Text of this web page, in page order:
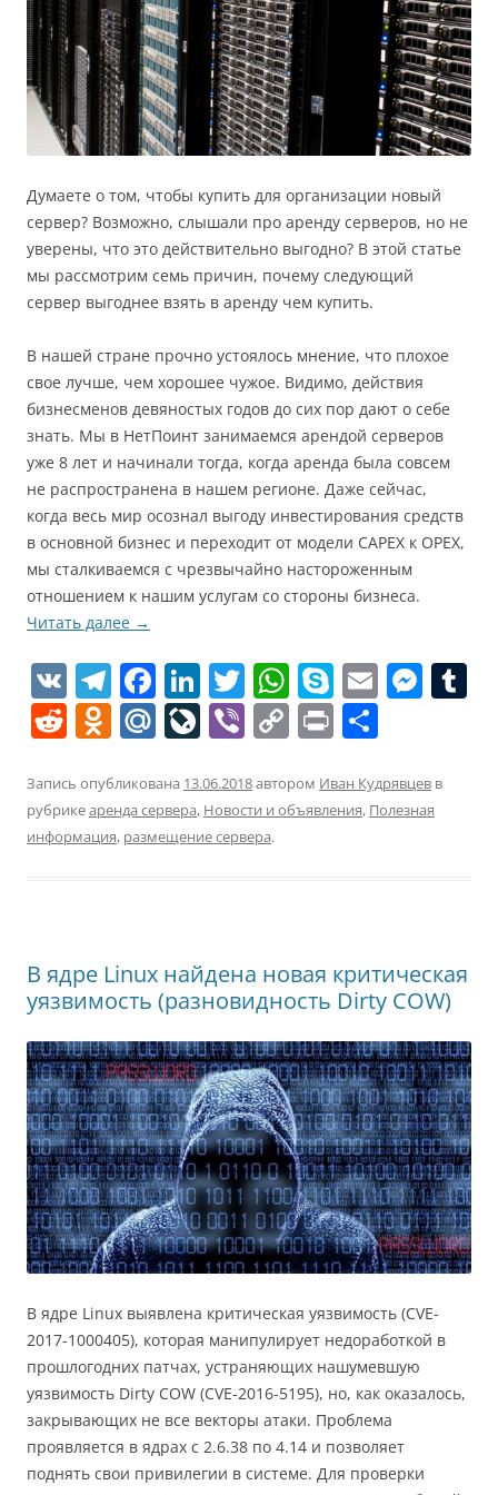
Думаете о том, чтобы купить для организации новый
сервер? Возможно, слышали про аренду серверов, но не
уверены, что это действительно выгодно? В этой статье
мы рассмотрим семь причин, почему следующий
сервер выгоднее взять в аренду чем купить.
В нашей стране прочно устоялось мнение, что плохое
свое лучше, чем хорошее чужое. Видимо, действия
бизнесменов девяностых годов до сих пор дают о себе
знать. Мы в НетПоинт занимаемся арендой серверов
уже 8 лет и начинали тогда, когда аренда была совсем
не распространена в нашем регионе. Даже сейчас,
когда весь мир осознал выгоду инвестирования средств
в основной бизнес и переходит от модели CAPEX к OPEX,
мы сталкиваемся с чрезвычайно настороженным
отношением к нашим услугам со стороны бизнеса.
Читать далее →
V
K
T
el
e
gr
a
m
F
a
c
e
b
o
Li
n
k
e
dI
n
T
w
itt
er
W
h
at
s
A
S
k
y
p
e
E
l
M
e
n
R
d
di
O
n
o
ni
ki
M
l.
R
Li
eJ
o
al
Vi
er
C
p
y
Pr
t п
р
т
ь
Запись опубликована 13.06.2018автором Иван Кудрявцев в
рубрикеаренда сервера, Новости и объявления, Полезная
информация, размещение сервера.
В ядре Linux найдена новая критическая
уязвимость (разновидность Dirty COW)
В ядре Linux выявлена критическая уязвимость (CVE-
2017-1000405), которая манипулирует недоработкой в
прошлогодних патчах, устраняющих нашумевшую
уязвимость Dirty COW (CVE-2016-5195), но, как оказалось,
закрывающих не все векторы атаки. Проблема
проявляется в ядрах с 2.6.38 по 4.14 и позволяет
поднять свои привилегии в системе. Для проверки